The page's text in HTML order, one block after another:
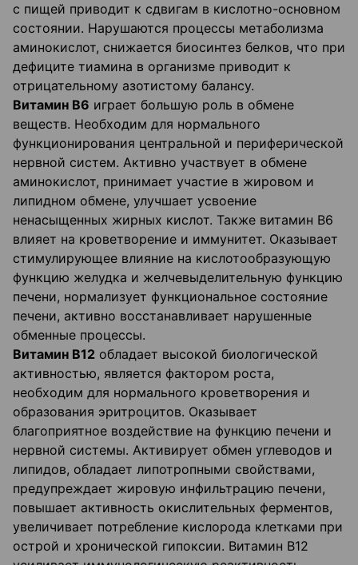
с пищей приводит к сдвигам в кислотно-основном
состоянии. Нарушаются процессы метаболизма
аминокислот, снижается биосинтез белков, что при
дефиците тиамина в организме приводит к
отрицательному азотистому балансу.
Витамин В6 играет большую роль в обмене
веществ. Необходим для нормального
функционирования центральной и периферической
нервной систем. Активно участвует в обмене
аминокислот, принимает участие в жировом и
липидном обмене, улучшает усвоение
ненасыщенных жирных кислот. Также витамин В6
влияет на кроветворение и иммунитет. Оказывает
стимулирующее влияние на кислотообразующую
функцию желудка и желчевыделительную функцию
печени, нормализует функциональное состояние
печени, активно восстанавливает нарушенные
обменные процессы.
Витамин В12 обладает высокой биологической
активностью, является фактором роста,
необходим для нормального кроветворения и
образования эритроцитов. Оказывает
благоприятное воздействие на функцию печени и
нервной системы. Активирует обмен углеводов и
липидов, обладает липотропными свойствами,
предупреждает жировую инфильтрацию печени,
повышает активность окислительных ферментов,
увеличивает потребление кислорода клетками при
острой и хронической гипоксии. Витамин В12